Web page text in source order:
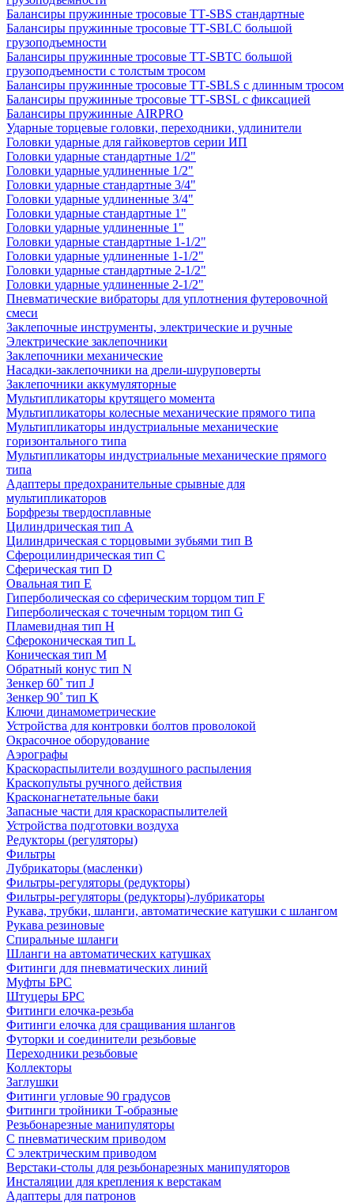
Балансиры пружинные тросовые ТТ-SBS стандартные
Балансиры пружинные тросовые ТТ-SBLC большой
грузоподъемности
Балансиры пружинные тросовые ТТ-SBTC большой
грузоподъемности с толстым тросом
Балансиры пружинные тросовые ТТ-SBLS с длинным тросом
Балансиры пружинные тросовые ТТ-SBSL с фиксацией
Балансиры пружинные AIRPRO
Ударные торцевые головки, переходники, удлинители
Головки ударные для гайковертов серии ИП
Головки ударные стандартные 1/2"
Головки ударные удлиненные 1/2"
Головки ударные стандартные 3/4"
Головки ударные удлиненные 3/4"
Головки ударные стандартные 1"
Головки ударные удлиненные 1"
Головки ударные стандартные 1-1/2"
Головки ударные удлиненные 1-1/2"
Головки ударные стандартные 2-1/2"
Головки ударные удлиненные 2-1/2"
Пневматические вибраторы для уплотнения футеровочной
смеси
Заклепочные инструменты, электрические и ручные
Электрические заклепочники
Заклепочники механические
Насадки-заклепочники на дрели-шуруповерты
Заклепочники аккумуляторные
Мультипликаторы крутящего момента
Мультипликаторы колесные механические прямого типа
Мультипликаторы индустриальные механические
горизонтального типа
Мультипликаторы индустриальные механические прямого
типа
Адаптеры предохранительные срывные для
мультипликаторов
Борфрезы твердосплавные
Цилиндрическая тип A
Цилиндрическая с торцовыми зубьями тип B
Сфероцилиндрическая тип C
Сферическая тип D
Овальная тип E
Гиперболическая со сферическим торцом тип F
Гиперболическая с точечным торцом тип G
Пламевидная тип H
Сфероконическая тип L
Коническая тип M
Обратный конус тип N
Зенкер 60˚ тип J
Зенкер 90˚ тип K
Ключи динамометрические
Устройства для контровки болтов проволокой
Окрасочное оборудование
Аэрографы
Краскораспылители воздушного распыления
Краскопульты ручного действия
Красконагнетательные баки
Запасные части для краскораспылителей
Устройства подготовки воздуха
Редукторы (регуляторы)
Фильтры
Лубрикаторы (масленки)
Фильтры-регуляторы (редукторы)
Фильтры-регуляторы (редукторы)-лубрикаторы
Рукава, трубки, шланги, автоматические катушки с шлангом
Рукава резиновые
Спиральные шланги
Шланги на автоматических катушках
Фитинги для пневматических линий
Муфты БРС
Штуцеры БРС
Фитинги елочка-резьба
Фитинги елочка для сращивания шлангов
Футорки и соединители резьбовые
Переходники резьбовые
Коллекторы
Заглушки
Фитинги угловые 90 градусов
Фитинги тройники Т-образные
Резьбонарезные манипуляторы
С пневматическим приводом
С электрическим приводом
Верстаки-столы для резьбонарезных манипуляторов
Инсталяции для крепления к верстакам
Адаптеры для патронов